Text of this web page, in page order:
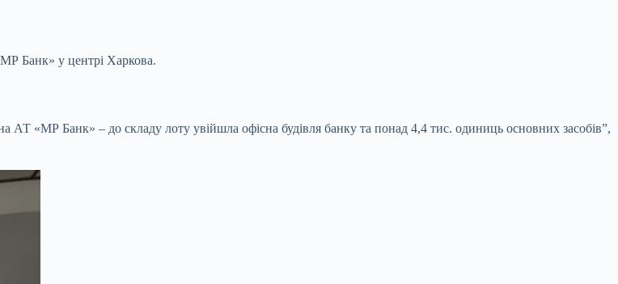
Банк» у центрі Харкова.
АТ «МР Банк» – до складу лоту увійшла офісна будівля банку та понад 4,4 тис. одиниць основних засобів”,